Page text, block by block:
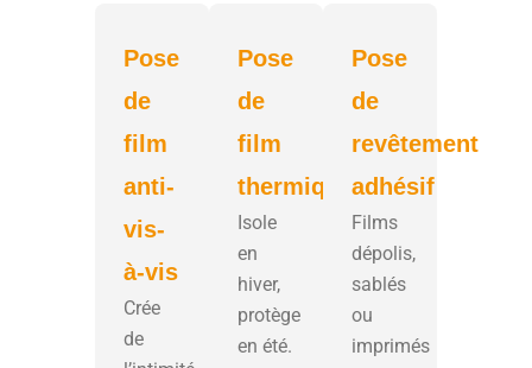
Pose
de
film
anti-
vis-
à-vis
Crée
de
Pose
de
film
thermique
Isole
en
hiver,
protège
en été.
Pose
de
revêtement
adhésif
Films
dépolis,
sablés
ou
imprimés